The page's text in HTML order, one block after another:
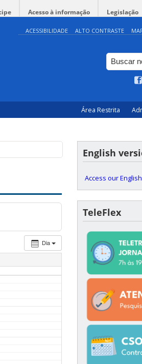
Acesso à informação Legislação
ACESSIBILIDADE ALTO CONTRASTE
Área Restrita
Dia
English
Access our
TeleFlex